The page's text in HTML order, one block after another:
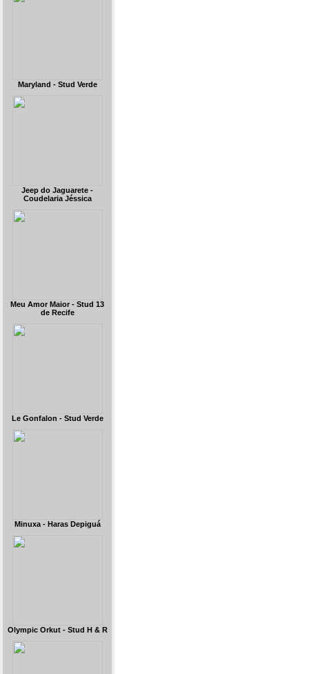
Maryland - Stud Verde
Jeep do Jaguarete -
Coudelaria Jéssica
Meu Amor Maior - Stud 13
de Recife
Le Gonfalon - Stud Verde
Minuxa - Haras Depiguá
Olympic Orkut - Stud H & R